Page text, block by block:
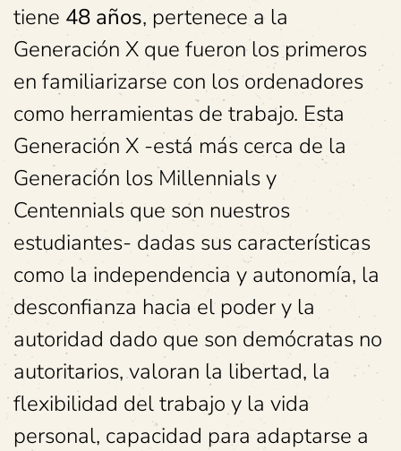
tiene 48 años, pertenece a la
Generación X que fueron los primeros
en familiarizarse con los ordenadores
como herramientas de trabajo. Esta
Generación X -está más cerca de la
Generación los Millennials y
Centennials que son nuestros
estudiantes- dadas sus características
como la independencia y autonomía, la
desconfianza hacia el poder y la
autoridad dado que son demócratas no
autoritarios, valoran la libertad, la
flexibilidad del trabajo y la vida
personal, capacidad para adaptarse a